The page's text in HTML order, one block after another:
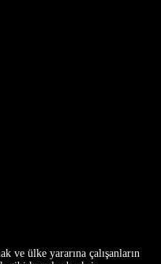
ve ülke yararına çalışanların